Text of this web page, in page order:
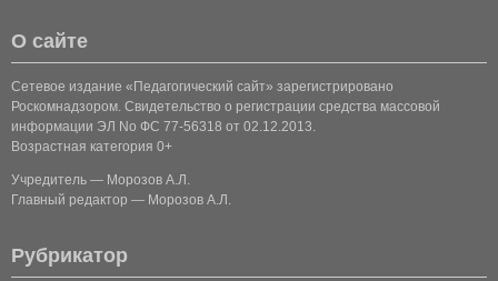
О сайте
Сетевое издание «Педагогический сайт» зарегистрировано
Роскомнадзором. Свидетельство о регистрации средства массовой
информации ЭЛ No ФС 77-56318 от 02.12.2013.
Возрастная категория 0+
Учредитель — Морозов А.Л.
Главный редактор — Морозов А.Л.
Рубрикатор